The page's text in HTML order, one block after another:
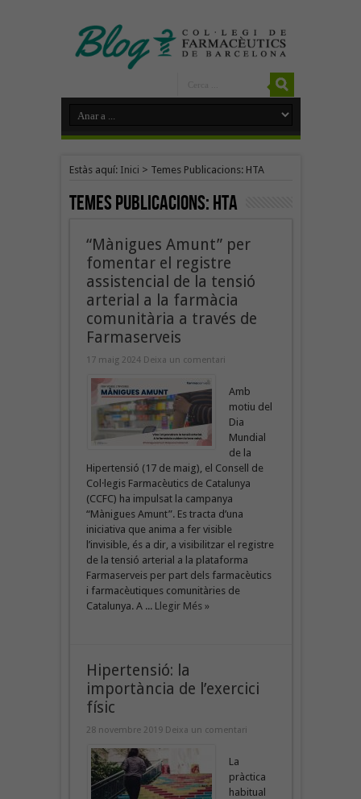
Estàs aquí: Inici > Temes Publicacions: HTA
Temes Publicacions:HTA
“Mànigues Amunt” per
fomentar el registre
assistencial de la tensió
arterial a la farmàcia
comunitària a través de
Farmaserveis
17 maig 2024 Deixa un comentari
Amb
motiu del
Dia
Mundial
de la
Hipertensió (17 de maig), el Consell de
Col·legis Farmacèutics de Catalunya
(CCFC) ha impulsat la campanya
“Mànigues Amunt”. Es tracta d’una
iniciativa que anima a fer visible
l’invisible, és a dir, a visibilitzar el registre
de la tensió arterial a la plataforma
Farmaserveis per part dels farmacèutics
i farmacèutiques comunitàries de
Catalunya. A ... Llegir Més »
Hipertensió: la
importància de l’exercici
físic
28 novembre 2019 Deixa un comentari
La
pràctica
habitual